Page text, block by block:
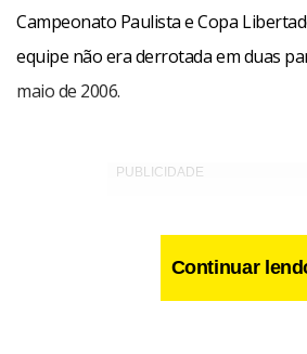
Campeonato Paulista e Copa
equipe não era derrotada em duas
maio de 2006.
Continuar